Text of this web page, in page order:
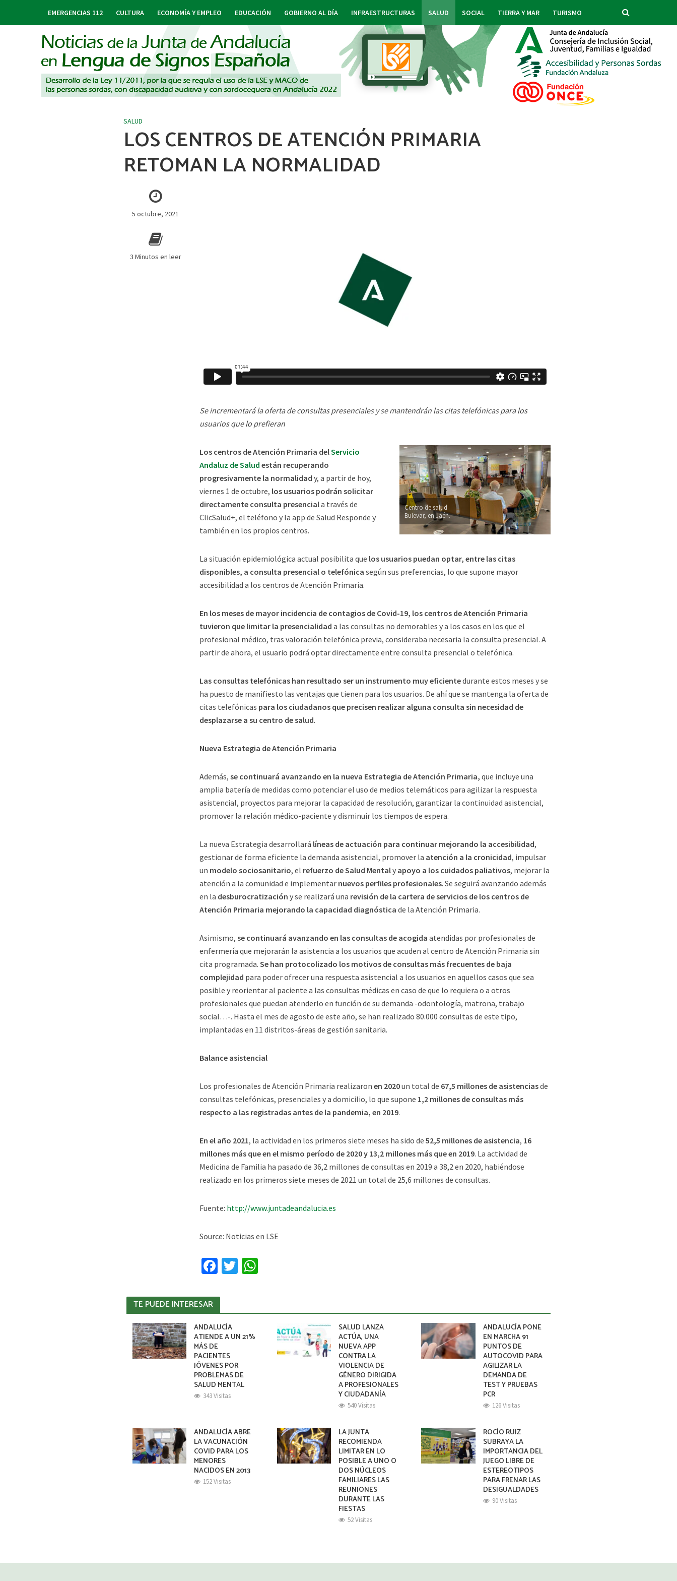
EMERGENCIAS 112 CULTURA ECONOMÍA Y EMPLEO EDUCACIÓN GOBIERNO AL DÍA INFRAESTRUCTURAS SALUD SOCIAL TIERRA Y MAR TURISMO
SALUD
LOS CENTROS DE ATENCIÓN PRIMARIA
RETOMAN LA NORMALIDAD
5 octubre, 2021
3 Minutos en leer
Se incrementará la oferta de consultas presenciales y se mantendrán las citas telefónicas para los
usuarios que lo prefieran
Centro de salud
Bulevar, en Jaén.
Los centros de Atención Primaria delServicio
Andaluz de Salud están recuperando
progresivamente la normalidady, a partir de hoy,
viernes 1 de octubre, los usuarios podrán solicitar
directamente consulta presenciala través de
ClicSalud+, el teléfono y la app de Salud Responde y
también en los propios centros.
La situación epidemiológica actual posibilita que los usuarios puedan optar, entre las citas
disponibles, a consulta presencial o telefónica según sus preferencias, lo que supone mayor
accesibilidad a los centros de Atención Primaria.
En los meses de mayor incidencia de contagios de Covid-19, los centros de Atención Primaria
tuvieron que limitar la presencialidad a las consultas no demorables y a los casos en los que el
profesional médico, tras valoración telefónica previa, consideraba necesaria la consulta presencial. A
partir de ahora, el usuario podrá optar directamente entre consulta presencial o telefónica.
Las consultas telefónicas han resultado ser un instrumento muy eficientedurante estos meses y se
ha puesto de manifiesto las ventajas que tienen para los usuarios. De ahí que se mantenga la oferta de
citas telefónicas para los ciudadanos que precisen realizar alguna consulta sin necesidad de
desplazarse a su centro de salud.
Nueva Estrategia de Atención Primaria
Además,se continuará avanzando en la nueva Estrategia de Atención Primaria, que incluye una
amplia batería de medidas como potenciar el uso de medios telemáticos para agilizar la respuesta
asistencial, proyectos para mejorar la capacidad de resolución, garantizar la continuidad asistencial,
promover la relación médico-paciente y disminuir los tiempos de espera.
La nueva Estrategia desarrollará líneas de actuación para continuar mejorando la accesibilidad,
gestionar de forma eficiente la demanda asistencial, promover la atención a la cronicidad, impulsar
un modelo sociosanitario, el refuerzo de Salud Mentaly apoyo a los cuidados paliativos, mejorar la
atención a la comunidad e implementar nuevos perfiles profesionales. Se seguirá avanzando además
en la desburocratización y se realizará una revisión de la cartera de servicios de los centros de
Atención Primaria mejorando la capacidad diagnósticade la Atención Primaria.
Asimismo,se continuará avanzando en las consultas de acogida atendidas por profesionales de
enfermería que mejorarán la asistencia a los usuarios que acuden al centro de Atención Primaria sin
cita programada.Se han protocolizado los motivos de consultas más frecuentes de baja
complejidad para poder ofrecer una respuesta asistencial a los usuarios en aquellos casos que sea
posible y reorientar al paciente a las consultas médicas en caso de que lo requiera o a otros
profesionales que puedan atenderlo en función de su demanda -odontología, matrona, trabajo
social…-. Hasta el mes de agosto de este año, se han realizado 80.000 consultas de este tipo,
implantadas en 11 distritos-áreas de gestión sanitaria.
Balance asistencial
Los profesionales de Atención Primaria realizaronen 2020un total de 67,5 millones de asistenciasde
consultas telefónicas, presenciales y a domicilio, lo que supone 1,2 millones de consultas más
respecto a las registradas antes de la pandemia, en 2019.
En el año 2021, la actividad en los primeros siete meses ha sido de52,5 millones de asistencia, 16
millones más que en el mismo período de 2020 y 13,2 millones más que en 2019. La actividad de
Medicina de Familia ha pasado de 36,2 millones de consultas en 2019 a 38,2 en 2020, habiéndose
realizado en los primeros siete meses de 2021 un total de 25,6 millones de consultas.
Fuente: http://www.juntadeandalucia.es
Source: Noticias en LSE
Fa
b
o
o
k
T
er sA
TE PUEDE INTERESAR
ANDALUCÍA
ATIENDE A UN 21%
MÁS DE
PACIENTES
JÓVENES POR
PROBLEMAS DE
SALUD MENTAL
343 Visitas
SALUD LANZA
ACTÚA, UNA
NUEVA APP
CONTRA LA
VIOLENCIA DE
GÉNERO DIRIGIDA
A PROFESIONALES
Y CIUDADANÍA
540 Visitas
ANDALUCÍA PONE
EN MARCHA 91
PUNTOS DE
AUTOCOVID PARA
AGILIZAR LA
DEMANDA DE
TEST Y PRUEBAS
PCR
126 Visitas
ANDALUCÍA ABRE
LA VACUNACIÓN
COVID PARA LOS
MENORES
NACIDOS EN 2013
152 Visitas
LA JUNTA
RECOMIENDA
LIMITAR EN LO
POSIBLE A UNO O
DOS NÚCLEOS
FAMILIARES LAS
REUNIONES
DURANTE LAS
FIESTAS
52 Visitas
ROCÍO RUIZ
SUBRAYA LA
IMPORTANCIA DEL
JUEGO LIBRE DE
ESTEREOTIPOS
PARA FRENAR LAS
DESIGUALDADES
90 Visitas